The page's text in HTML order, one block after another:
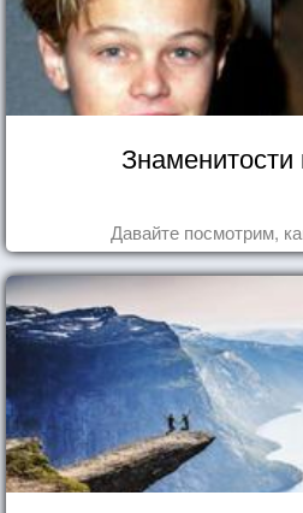
Знаменитости
Давайте посмотрим,